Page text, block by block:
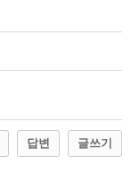
답변 글쓰기